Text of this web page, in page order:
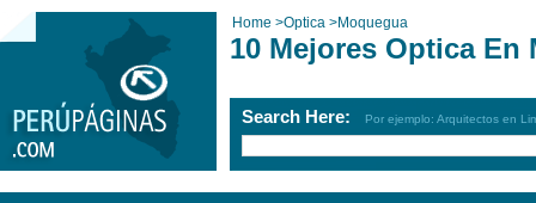
Home >Optica >Moquegua
10 Mejores Optica En
Search Here: Por ejemplo: Arquitectos en